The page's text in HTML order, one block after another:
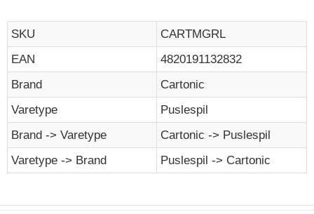
SKU
CARTMGRL
EAN
4820191132832
Brand
Cartonic
Varetype
Puslespil
Brand -> Varetype
Cartonic -> Puslespil
Varetype -> Brand
Puslespil -> Cartonic